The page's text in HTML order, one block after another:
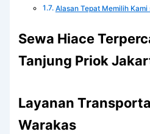
Alasan Tepat Memilih
Sewa Hiace
Tanjung Priok
Layanan
Warakas